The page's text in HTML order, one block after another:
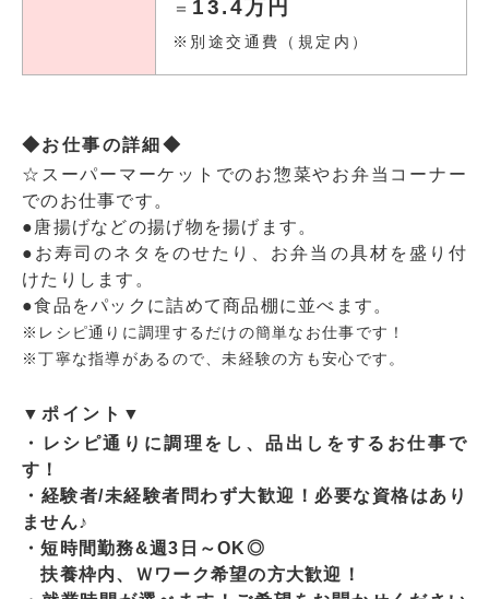
＝ 13.4万円
※別途交通費（規定内）
◆お仕事の詳細◆
☆スーパーマーケットでのお惣菜やお弁当コーナー
でのお仕事です。
●唐揚げなどの揚げ物を揚げます。
●お寿司のネタをのせたり、お弁当の具材を盛り付
けたりします。
●食品をパックに詰めて商品棚に並べます。
※レシピ通りに調理するだけの簡単なお仕事です！
※丁寧な指導があるので、未経験の方も安心です。
▼ポイント▼
・レシピ通りに調理をし、品出しをするお仕事で
す！
・経験者/未経験者問わず大歓迎！必要な資格はあり
ません♪
・短時間勤務&週3日～OK◎
扶養枠内、Ｗワーク希望の方大歓迎！